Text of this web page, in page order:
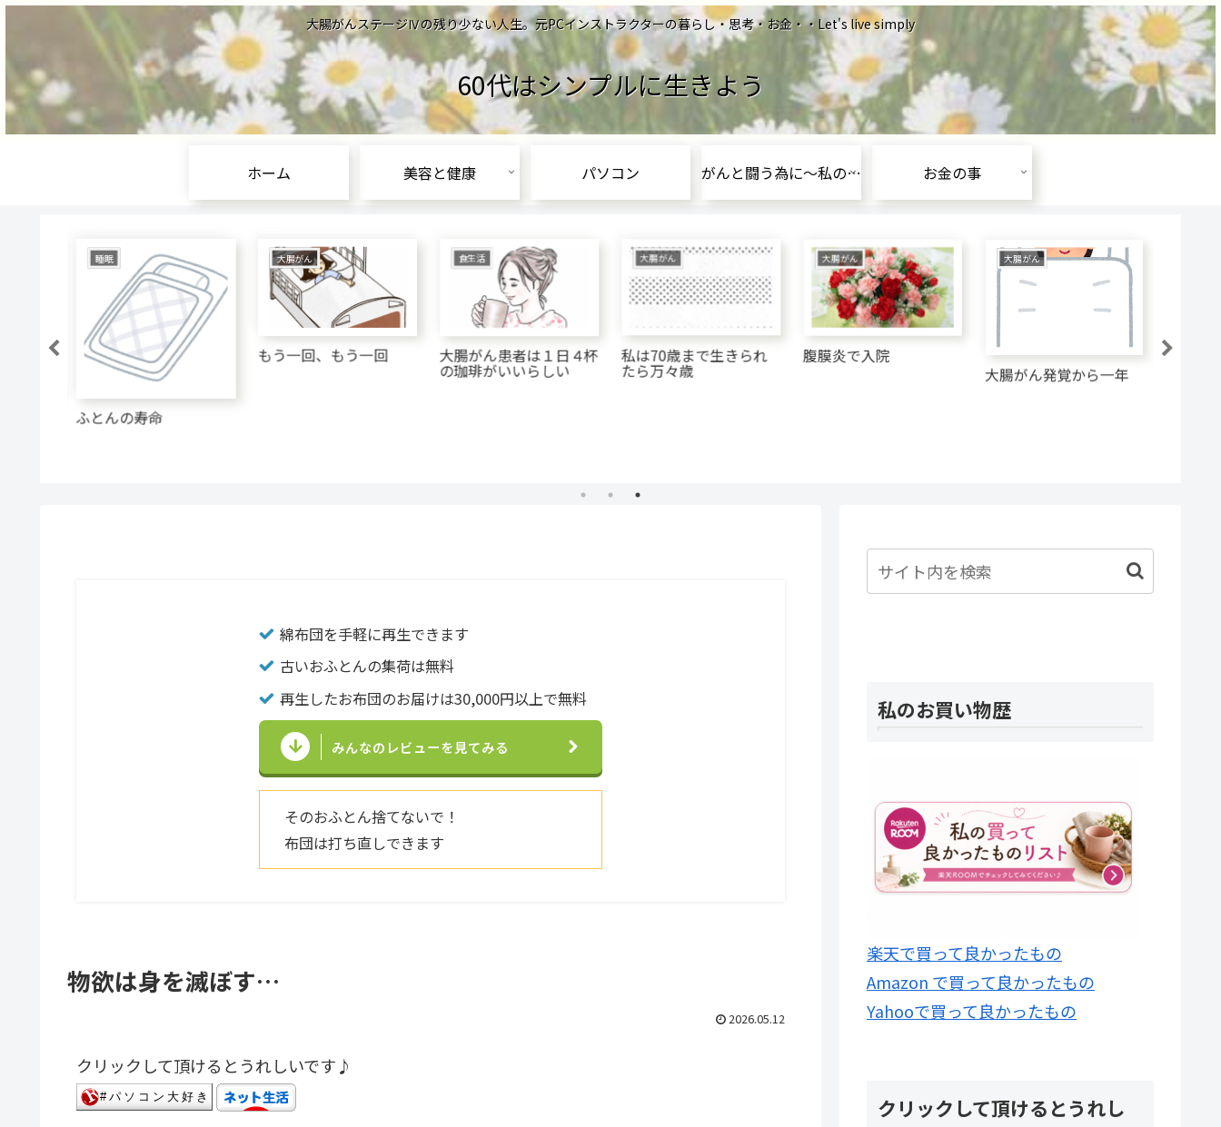
大腸がんステージⅣの残り少ない人生。元PCインストラクターの暮らし・思考・お金・・Let's live simply
60代はシンプルに生きよう
ホーム 美容と健康 パソコン がんと闘う為に～私の朝食～ お金の事
睡眠
ふとんの寿命
大腸がん
もう一回、もう一回
食生活
大腸がん患者は１日４杯
の珈琲がいいらしい
大腸がん
私は70歳まで生きられ
たら万々歳
大腸がん
腹膜炎で入院
大腸がん
大腸がん発覚から一年
綿布団を手軽に再生できます
古いおふとんの集荷は無料
再生したお布団のお届けは30,000円以上で無料
みんなのレビューを見てみる
そのおふとん捨てないで！
布団は打ち直しできます
物欲は身を滅ぼす…
2026.05.12
クリックして頂けるとうれしいです♪
私のお買い物歴
楽天で買って良かったもの
Amazon で買って良かったもの
Yahooで買って良かったもの
クリックして頂けるとうれし